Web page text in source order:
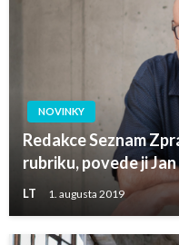
NOVINKY
Redakce Seznam
rubriku, povede ji
LT 1. augusta 2019